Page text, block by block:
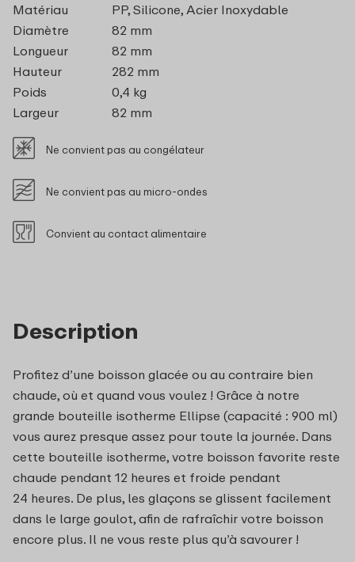
Description
Profitez d’une boisson glacée ou au contraire bien
chaude, où et quand vous voulez ! Grâce à notre
grande bouteille isotherme Ellipse (capacité : 900 ml)
vous aurez presque assez pour toute la journée. Dans
cette bouteille isotherme, votre boisson favorite reste
chaude pendant 12 heures et froide pendant
24 heures. De plus, les glaçons se glissent facilement
dans le large goulot, afin de rafraîchir votre boisson
encore plus. Il ne vous reste plus qu’à savourer !
Matériau
PP, Silicone, Acier Inoxydable
Diamètre
82 mm
Longueur
82 mm
Hauteur
282 mm
Poids
0,4 kg
Largeur
82 mm
Ne convient pas au congélateur
Ne convient pas au micro-ondes
Convient au contact alimentaire